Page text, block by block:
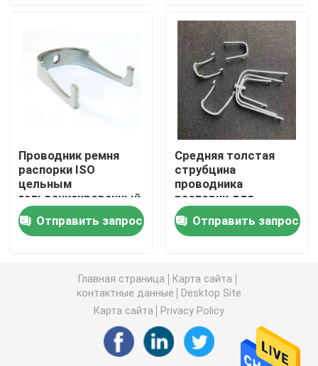
Струбцина проводника распорки
Поднос кабеля металла
Аксессуары подноса кабеля
Распределительная коробка металла
Зажим весны трубы
Пластиковый протектор трубки
Гальванизированная струбцина трубы
Проводник ремня
распорки ISO
цельным
гальванизированный
металлом
связывает
доказательство
Отправить запрос
Средняя толстая
струбцина
проводника
распорки для
продевать нитку
размывание труб
устойчивое
Отправить запрос
Главная страница
Карта сайта
контактные данные
Desktop Site
Карта сайта
Privacy Policy